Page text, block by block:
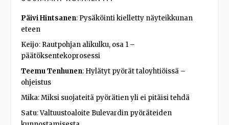
Päivi Hintsanen: Pysäköinti kielletty näyteikkunan
eteen
Keijo: Rautpohjan alikulku, osa 1 –
päätöksentekoprosessi
Teemu Tenhunen: Hylätyt pyörät taloyhtiöissä –
ohjeistus
Mika:Miksi suojateitä pyörätien yli ei pitäisi tehdä
Satu:Valtuustoaloite Bulevardin pyöräteiden